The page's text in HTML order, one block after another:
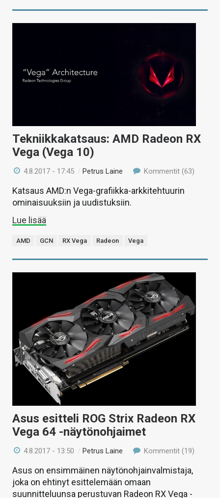
Tekniikkakatsaus: AMD Radeon RX
Vega (Vega 10)
4.8.2017 - 17:45 / Petrus Laine Kommentit (63)
Katsaus AMD:n Vega-grafiikka-arkkitehtuurin
ominaisuuksiin ja uudistuksiin.
Lue lisää
AMD GCN RX Vega Radeon Vega
Asus esitteli ROG Strix Radeon RX
Vega 64 -näytönohjaimet
4.8.2017 - 13:50 /Petrus Laine Kommentit (19)
Asus on ensimmäinen näytönohjainvalmistaja,
joka on ehtinyt esittelemään omaan
suunnitteluunsa perustuvan Radeon RX Vega -